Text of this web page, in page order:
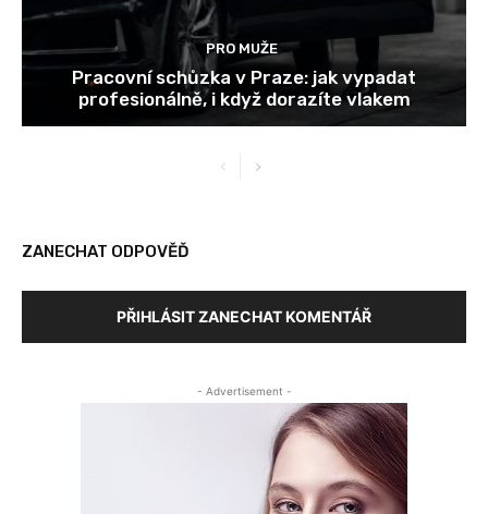
PRO MUŽE
Pracovní schůzka v Praze: jak vypadat
profesionálně, i když dorazíte vlakem
ZANECHAT ODPOVĚĎ
PŘIHLÁSIT ZANECHAT KOMENTÁŘ
- Advertisement -